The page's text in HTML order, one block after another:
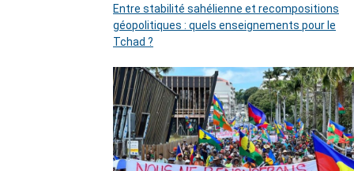
Entre stabilité sahélienne et recompositions
géopolitiques : quels enseignements pour le
Tchad ?